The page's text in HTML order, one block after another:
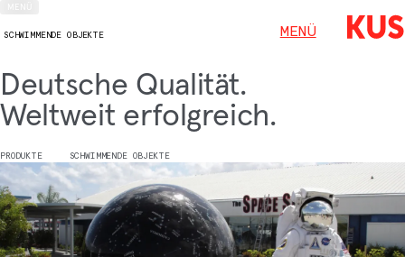
MENÜ
SCHWIMMENDE OBJEKTE
Deutsche Qualität.
Weltweit erfolgreich.
PRODUKTE SCHWIMMENDE OBJEKTE